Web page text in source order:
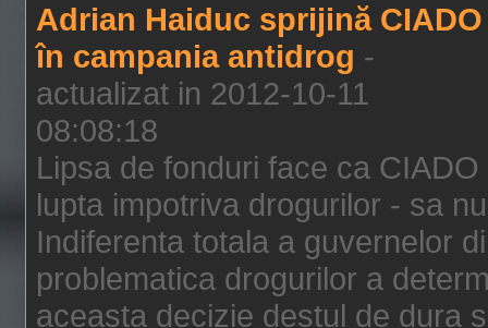
Adrian Haiduc sprijină CIADO
în campania antidrog -
actualizat in 2012-10-11
08:08:18
Lipsa de fonduri face ca
lupta impotriva drogurilor - sa
Indiferenta totala a guvernelor
problematica drogurilor a
aceasta decizie destul de dura